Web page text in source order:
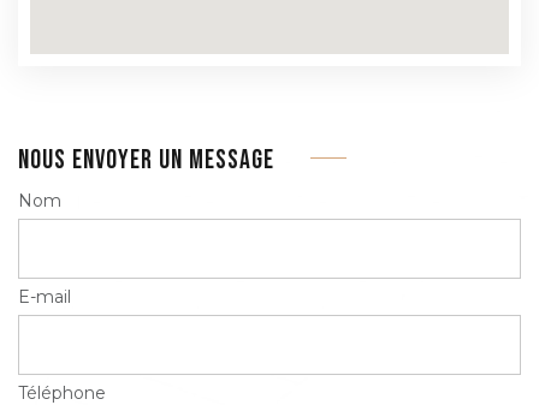
NOUS ENVOYER UN MESSAGE
Nom
E-mail
Téléphone